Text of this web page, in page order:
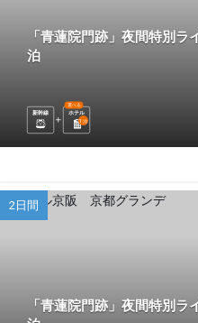
「青蓮院門跡」夜間特別
泊
新幹線 ホテル
選べる
1 泊
2日間
「青蓮院門跡」夜間特別